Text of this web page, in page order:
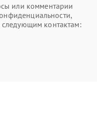
или комментарии
следующим контактам: